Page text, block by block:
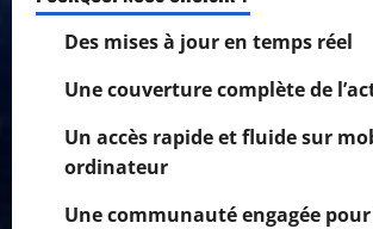
Des mises à jour en temps réel
Une couverture complète de
Un accès rapide et fluide sur
ordinateur
Une communauté engagée